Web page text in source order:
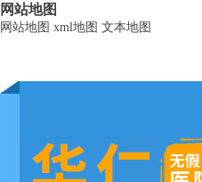
网站地图
网站地图 xml地图 文本地图